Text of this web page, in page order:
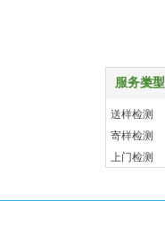
贴心客服 售后无忧
服务类型
更多
送样检测
寄样检测
上门检测